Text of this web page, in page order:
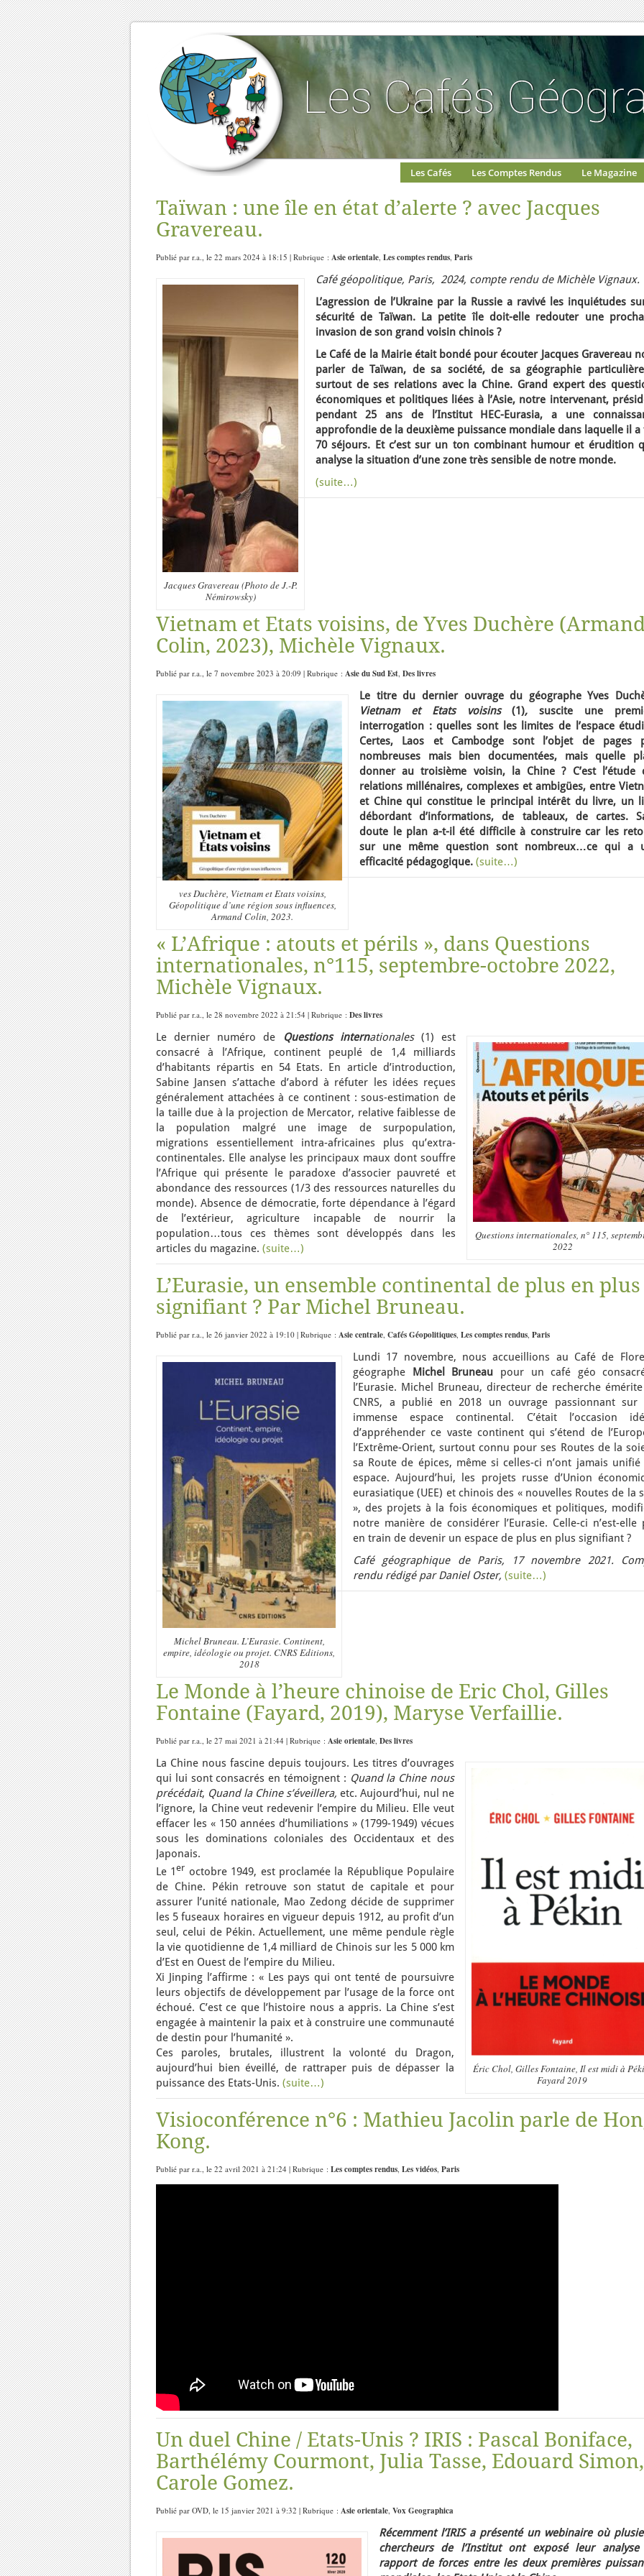
Les Cafés Les Comptes Rendus Le Magazine
Taïwan : une île en état d’alerte ? avec Jacques
Gravereau.
Publié par r.a., le 22 mars 2024 à 18:15 | Rubrique : Asie orientale, Les comptes rendus, Paris
Jacques Gravereau (Photo de J.-P.
Némirowsky)
Café géopolitique, Paris, 2024, compte rendu de Michèle Vignaux.
L’agression de l’Ukraine par la Russie a ravivé les inquiétudes
sécurité de Taïwan. La petite île doit-elle redouter une
invasion de son grand voisin chinois ?
Le Café de la Mairie était bondé pour écouter Jacques Gravereau
parler de Taïwan, de sa société, de sa géographie
surtout de ses relations avec la Chine. Grand expert des
économiques et politiques liées à l’Asie, notre intervenant,
pendant 25 ans de l’Institut HEC-Eurasia, a une
approfondie de la deuxième puissance mondiale dans laquelle il a
70 séjours. Et c’est sur un ton combinant humour et érudition
analyse la situation d’une zone très sensible de notre monde.
(suite…)
Vietnam et Etats voisins, de Yves Duchère
Colin, 2023), Michèle Vignaux.
Publié par r.a., le 7 novembre 2023 à 20:09 | Rubrique : Asie du Sud Est, Des livres
ves Duchère, Vietnam et Etats voisins,
Géopolitique d’une région sous influences,
Armand Colin, 2023.
Le titre du dernier ouvrage du géographe Yves
Vietnam et Etats voisins(1), suscite une
interrogation : quelles sont les limites de l’espace
Certes, Laos et Cambodge sont l’objet de pages
nombreuses mais bien documentées, mais quelle
donner au troisième voisin, la Chine ? C’est l’étude
relations millénaires, complexes et ambigües, entre
et Chine qui constitue le principal intérêt du livre, un
débordant d’informations, de tableaux, de cartes.
doute le plan a-t-il été difficile à construire car les
sur une même question sont nombreux…ce qui a
efficacité pédagogique. (suite…)
« L’Afrique : atouts et périls », dans Questions
internationales, n°115, septembre-octobre 2022,
Michèle Vignaux.
Publié par r.a., le 28 novembre 2022 à 21:54 | Rubrique : Des livres
Questions internationales, n° 115,
2022
Le dernier numéro de Questions internationales(1) est
consacré à l’Afrique, continent peuplé de 1,4 milliards
d’habitants répartis en 54 Etats. En article d’introduction,
Sabine Jansen s’attache d’abord à réfuter les idées reçues
généralement attachées à ce continent : sous-estimation de
la taille due à la projection de Mercator, relative faiblesse de
la population malgré une image de surpopulation,
migrations essentiellement intra-africaines plus qu’extra-
continentales. Elle analyse les principaux maux dont souffre
l’Afrique qui présente le paradoxe d’associer pauvreté et
abondance des ressources (1/3 des ressources naturelles du
monde). Absence de démocratie, forte dépendance à l’égard
de l’extérieur, agriculture incapable de nourrir la
population…tous ces thèmes sont développés dans les
articles du magazine. (suite…)
L’Eurasie, un ensemble continental de plus en plus
signifiant ? Par Michel Bruneau.
Publié par r.a., le 26 janvier 2022 à 19:10 | Rubrique : Asie centrale, Cafés Géopolitiques, Les comptes rendus, Paris
Michel Bruneau. L’Eurasie. Continent,
empire, idéologie ou projet. CNRS Editions,
2018
Lundi 17 novembre, nous accueillions au Café de
géographe Michel Bruneau pour un café géo
l’Eurasie. Michel Bruneau, directeur de recherche
CNRS, a publié en 2018 un ouvrage passionnant sur
immense espace continental. C’était l’occasion
d’appréhender ce vaste continent qui s’étend de
l’Extrême-Orient, surtout connu pour ses Routes de la
sa Route de épices, même si celles-ci n’ont jamais unifié
espace. Aujourd’hui, les projets russe d’Union
eurasiatique (UEE) et chinois des « nouvelles Routes de la
», des projets à la fois économiques et politiques,
notre manière de considérer l’Eurasie. Celle-ci n’est-elle
en train de devenir un espace de plus en plus signifiant ?
Café géographique de Paris, 17 novembre 2021.
rendu rédigé par Daniel Oster, (suite…)
Le Monde à l’heure chinoise de Eric Chol, Gilles
Fontaine (Fayard, 2019), Maryse Verfaillie.
Publié par r.a., le 27 mai 2021 à 21:44 | Rubrique : Asie orientale, Des livres
Éric Chol, Gilles Fontaine, Il est midi à
Fayard 2019
La Chine nous fascine depuis toujours. Les titres d’ouvrages
qui lui sont consacrés en témoignent : Quand la Chine nous
précédait, Quand la Chine s’éveillera, etc. Aujourd’hui, nul ne
l’ignore, la Chine veut redevenir l’empire du Milieu. Elle veut
effacer les « 150 années d’humiliations » (1799-1949) vécues
sous les dominations coloniales des Occidentaux et des
Japonais.
Le 1er octobre 1949, est proclamée la République Populaire
de Chine. Pékin retrouve son statut de capitale et pour
assurer l’unité nationale, Mao Zedong décide de supprimer
les 5 fuseaux horaires en vigueur depuis 1912, au profit d’un
seul, celui de Pékin. Actuellement, une même pendule règle
la vie quotidienne de 1,4 milliard de Chinois sur les 5 000 km
d’Est en Ouest de l’empire du Milieu.
Xi Jinping l’affirme : « Les pays qui ont tenté de poursuivre
leurs objectifs de développement par l’usage de la force ont
échoué. C’est ce que l’histoire nous a appris. La Chine s’est
engagée à maintenir la paix et à construire une communauté
de destin pour l’humanité ».
Ces paroles, brutales, illustrent la volonté du Dragon,
aujourd’hui bien éveillé, de rattraper puis de dépasser la
puissance des Etats-Unis. (suite…)
Visioconférence n°6 : Mathieu Jacolin parle de
Kong.
Publié par r.a., le 22 avril 2021 à 21:24 | Rubrique : Les comptes rendus, Les vidéos, Paris
Un duel Chine / Etats-Unis ? IRIS : Pascal Boniface,
Barthélémy Courmont, Julia Tasse, Edouard Simon,
Carole Gomez.
Publié par OVD, le 15 janvier 2021 à 9:32 | Rubrique : Asie orientale, Vox Geographica
Récemment l’IRIS a présenté un webinaire où
chercheurs de l’Institut ont exposé leur
rapport de forces entre les deux premières